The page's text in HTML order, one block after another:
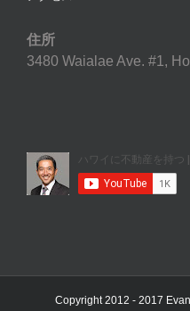
住所
3480 Waialae Ave. #1,
Copyright 2012 - 2017